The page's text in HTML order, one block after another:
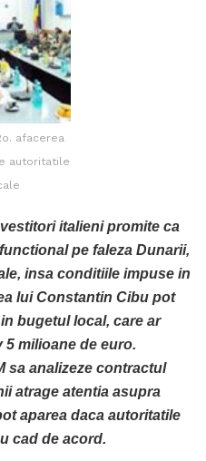
afacerea
autoritatile
italieni promite ca
pe faleza Dunarii,
insa conditiile impuse in
lui Constantin Cibu pot
bugetul local, care ar
milioane de euro.
sa analizeze contractul
atrage atentia asupra
aparea daca autoritatile
cad de acord.